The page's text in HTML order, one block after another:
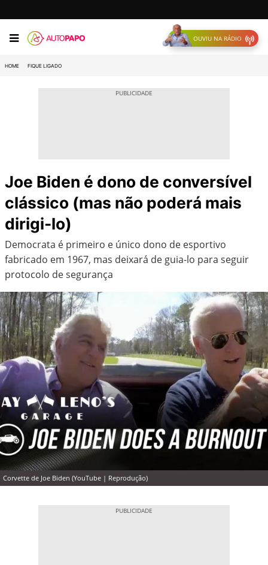
OUVIU NA RÁDIO
HOME FIQUE LIGADO
Joe Biden é dono de conversível
clássico (mas não poderá mais
dirigi-lo)
Democrata é primeiro e único dono de esportivo
fabricado em 1967, mas deixará de guia-lo para seguir
protocolo de segurança
Corvette de Joe Biden (YouTube | Reprodução)